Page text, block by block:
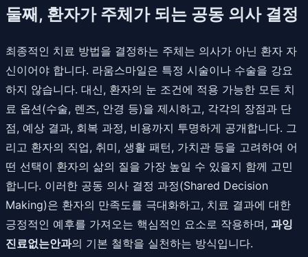
둘째, 환자가 주체가 되는 공동 의사 결정
최종적인 치료 방법을 결정하는 주체는 의사가 아닌 환자 자
신이어야 합니다. 라움스마일은 특정 시술이나 수술을 강요
하지 않습니다. 대신, 환자의 눈 조건에 적용 가능한 모든 치
료 옵션(수술, 렌즈, 안경 등)을 제시하고, 각각의 장점과 단
점, 예상 결과, 회복 과정, 비용까지 투명하게 공개합니다. 그
리고 환자의 직업, 취미, 생활 패턴, 가치관 등을 고려하여 어
떤 선택이 환자의 삶의 질을 가장 높일 수 있을지 함께 고민
합니다. 이러한 공동 의사 결정 과정(Shared Decision
Making)은 환자의 만족도를 극대화하고, 치료 결과에 대한
긍정적인 예후를 가져오는 핵심적인 요소로 작용하며, 과잉
진료없는안과의 기본 철학을 실천하는 방식입니다.